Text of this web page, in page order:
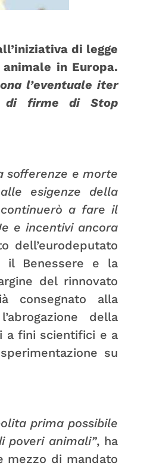
di legge
in Europa.
l’eventuale iter
di firme di Stop
sofferenze e morte
esigenze della
a fare il
e incentivi ancora
dell’eurodeputato
il Benessere e la
del rinnovato
consegnato alla
della
a fini scientifici e a
su
prima possibile
poveri animali”, ha
mezzo di mandato